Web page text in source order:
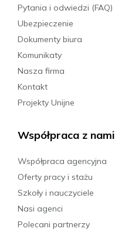
Pytania i odwiedzi (FAQ)
Ubezpieczenie
Dokumenty biura
Komunikaty
Nasza firma
Kontakt
Projekty Unijne
Współpraca z nami
Współpraca agencyjna
Oferty pracy i stażu
Szkoły i nauczyciele
Nasi agenci
Polecani partnerzy